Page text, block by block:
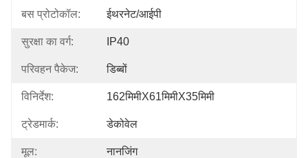
बस प्रोटोकॉल: ईथरनेट/आईपी
सुरक्षा का वर्ग: IP40
परिवहन पैकेज: डिब्बों
विनिर्देश: 162मिमीX61मिमीX35मिमी
ट्रेडमार्क: डेकोवेल
मूल: नानजिंग